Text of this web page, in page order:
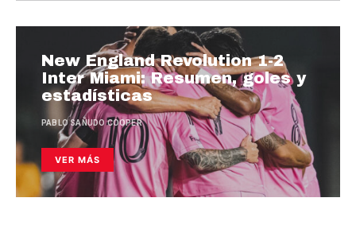
New England Revolution 1-2
Inter Miami: Resumen, goles y
estadísticas
PABLO SAÑUDO COOPER
VER MÁS